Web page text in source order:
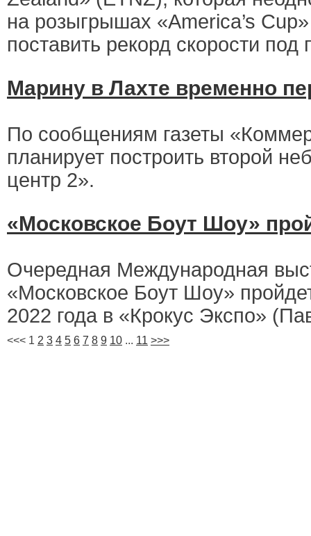
на розыгрышах «America’s
поставить рекорд скорости
Марину в Лахте временно
По сообщениям газеты
планирует построить второй
центр 2».
«Московское Боут Шоу»
Очередная Международная
«Московское Боут Шоу»
2022 года в «Крокус Экспо»
<<< 1 2 3 4 5 6 7 8 9 10 ... 11 >>>